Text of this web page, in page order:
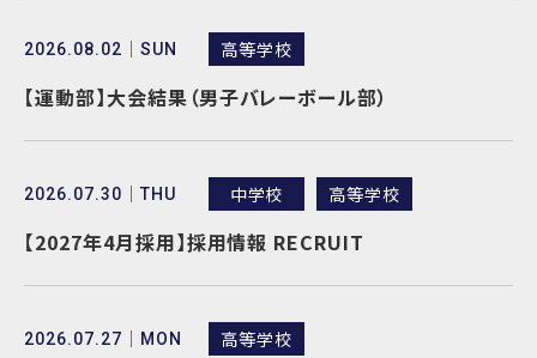
2026.08.02 SUN 高等学校
【運動部】大会結果（男子バレーボール部）
2026.07.30 THU 中学校 高等学校
【2027年4月採用】採用情報 RECRUIT
2026.07.27 MON 高等学校